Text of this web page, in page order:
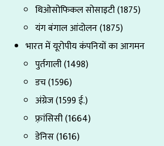
थिओसोफिकल सोसाइटी (1875)
यंग बंगाल आंदोलन (1875)
भारत में यूरोपीय कंपनियों का आगमन
पुर्तगाली (1498)
डच (1596)
अंग्रेज (1599 ई.)
फ़्रांसिसी (1664)
डेनिस (1616)